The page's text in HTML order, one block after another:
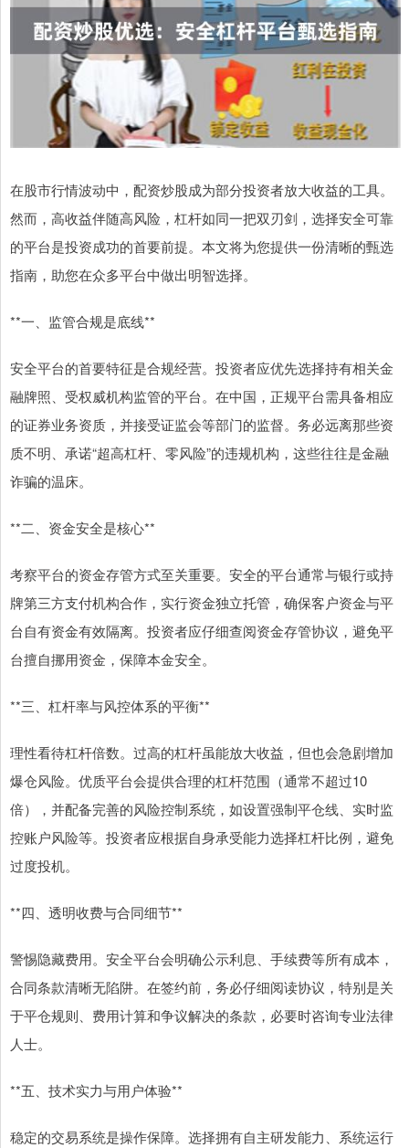
在股市行情波动中，配资炒股成为部分投资者放大收益的工具。
然而，高收益伴随高风险，杠杆如同一把双刃剑，选择安全可靠
的平台是投资成功的首要前提。本文将为您提供一份清晰的甄选
指南，助您在众多平台中做出明智选择。
**一、监管合规是底线**
安全平台的首要特征是合规经营。投资者应优先选择持有相关金
融牌照、受权威机构监管的平台。在中国，正规平台需具备相应
的证券业务资质，并接受证监会等部门的监督。务必远离那些资
质不明、承诺“超高杠杆、零风险”的违规机构，这些往往是金融
诈骗的温床。
**二、资金安全是核心**
考察平台的资金存管方式至关重要。安全的平台通常与银行或持
牌第三方支付机构合作，实行资金独立托管，确保客户资金与平
台自有资金有效隔离。投资者应仔细查阅资金存管协议，避免平
台擅自挪用资金，保障本金安全。
**三、杠杆率与风控体系的平衡**
理性看待杠杆倍数。过高的杠杆虽能放大收益，但也会急剧增加
爆仓风险。优质平台会提供合理的杠杆范围（通常不超过10
倍），并配备完善的风险控制系统，如设置强制平仓线、实时监
控账户风险等。投资者应根据自身承受能力选择杠杆比例，避免
过度投机。
**四、透明收费与合同细节**
警惕隐藏费用。安全平台会明确公示利息、手续费等所有成本，
合同条款清晰无陷阱。在签约前，务必仔细阅读协议，特别是关
于平仓规则、费用计算和争议解决的条款，必要时咨询专业法律
人士。
**五、技术实力与用户体验**
稳定的交易系统是操作保障。选择拥有自主研发能力、系统运行